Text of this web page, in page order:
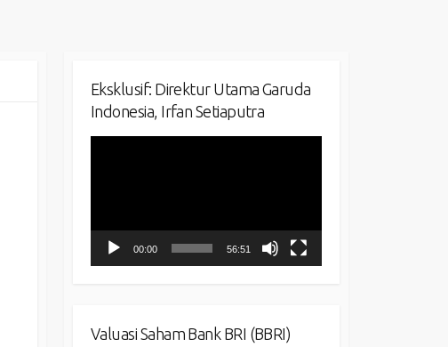
Eksklusif: Direktur Utama Garuda
Indonesia, Irfan Setiaputra
00:00 56:51
Valuasi Saham Bank BRI (BBRI)